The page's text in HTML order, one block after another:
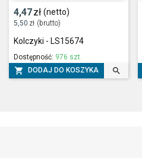
4,47zł (netto)
5,50 zł (brutto)
Kolczyki - LS15674
Dostępność: 976 szt.
 DODAJ DO KOSZYKA 